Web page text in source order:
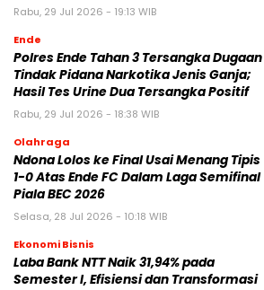
Rabu, 29 Jul 2026 - 19:13 WIB
Ende
Polres Ende Tahan 3 Tersangka Dugaan
Tindak Pidana Narkotika Jenis Ganja;
Hasil Tes Urine Dua Tersangka Positif
Rabu, 29 Jul 2026 - 18:38 WIB
Olahraga
Ndona Lolos ke Final Usai Menang Tipis
1-0 Atas Ende FC Dalam Laga Semifinal
Piala BEC 2026
Selasa, 28 Jul 2026 - 10:18 WIB
Ekonomi Bisnis
Laba Bank NTT Naik 31,94% pada
Semester I, Efisiensi dan Transformasi